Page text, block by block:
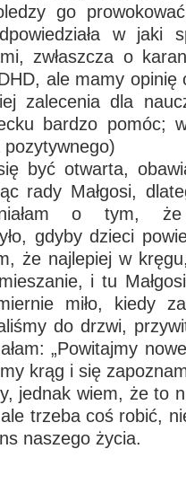
go
w jaki
zwłaszcza o
ale mamy opinię
zalecenia dla
bardzo pomóc;
pozytywnego)
być otwarta,
rady Małgosi,
o tym,
gdyby dzieci
że najlepiej w
i tu
miło, kiedy
do drzwi,
„Powitajmy
krąg i się
jednak wiem, że to
trzeba coś robić,
naszego życia.